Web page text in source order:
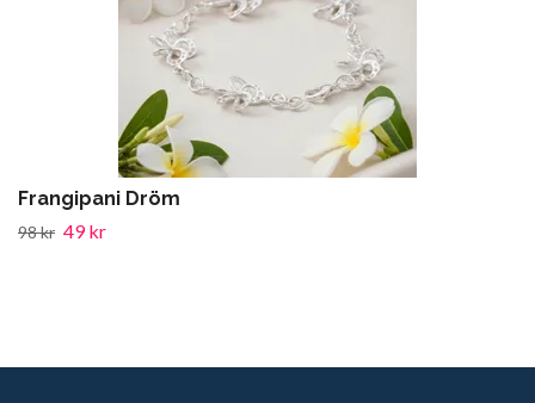
Frangipani Dröm
98 kr 49 kr